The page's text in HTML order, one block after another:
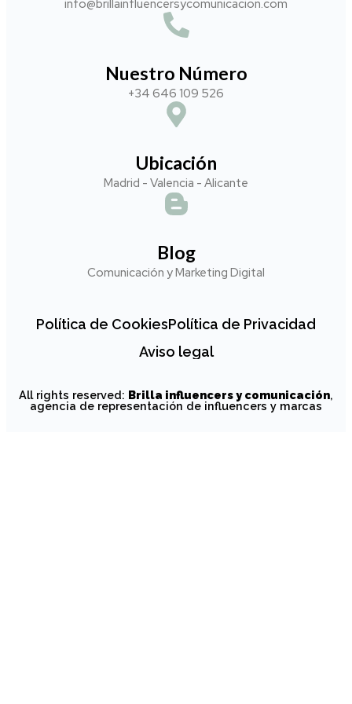
info@brillainfluencersycomunicacion.com​
Nuestro Número
+34 646 109 526
Ubicación
Madrid - Valencia - Alicante
Blog
Comunicación y Marketing Digital
Política de CookiesPolítica de Privacidad
Aviso legal
All rights reserved: Brilla influencers y comunicación,
agencia de representación de influencers y marcas